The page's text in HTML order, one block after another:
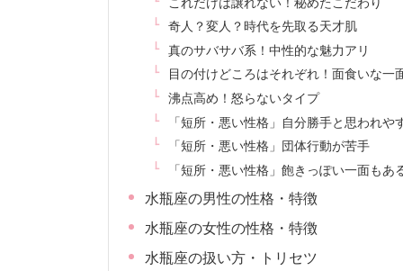
奇人？変人？時代を先取る天才肌
真のサバサバ系！中性的な魅力アリ
目の付けどころはそれぞれ！面食いな一
沸点高め！怒らないタイプ
「短所・悪い性格」自分勝手と思われや
「短所・悪い性格」団体行動が苦手
「短所・悪い性格」飽きっぽい一面もあ
水瓶座の男性の性格・特徴
水瓶座の女性の性格・特徴
水瓶座の扱い方・トリセツ